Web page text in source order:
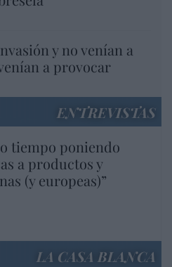
y no venían a
a provocar
ENTREVISTAS
tiempo poniendo
a productos y
(y europeas)”
LA CASA BLANCA